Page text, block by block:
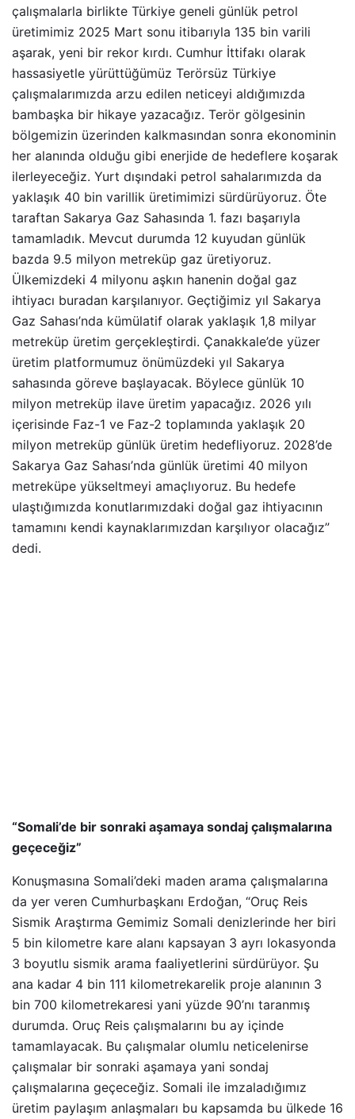
çalışmalarla birlikte Türkiye geneli günlük petrol
üretimimiz 2025 Mart sonu itibarıyla 135 bin varili
aşarak, yeni bir rekor kırdı. Cumhur İttifakı olarak
hassasiyetle yürüttüğümüz Terörsüz Türkiye
çalışmalarımızda arzu edilen neticeyi aldığımızda
bambaşka bir hikaye yazacağız. Terör gölgesinin
bölgemizin üzerinden kalkmasından sonra ekonominin
her alanında olduğu gibi enerjide de hedeflere koşarak
ilerleyeceğiz. Yurt dışındaki petrol sahalarımızda da
yaklaşık 40 bin varillik üretimimizi sürdürüyoruz. Öte
taraftan Sakarya Gaz Sahasında 1. fazı başarıyla
tamamladık. Mevcut durumda 12 kuyudan günlük
bazda 9.5 milyon metreküp gaz üretiyoruz.
Ülkemizdeki 4 milyonu aşkın hanenin doğal gaz
ihtiyacı buradan karşılanıyor. Geçtiğimiz yıl Sakarya
Gaz Sahası’nda kümülatif olarak yaklaşık 1,8 milyar
metreküp üretim gerçekleştirdi. Çanakkale’de yüzer
üretim platformumuz önümüzdeki yıl Sakarya
sahasında göreve başlayacak. Böylece günlük 10
milyon metreküp ilave üretim yapacağız. 2026 yılı
içerisinde Faz-1 ve Faz-2 toplamında yaklaşık 20
milyon metreküp günlük üretim hedefliyoruz. 2028’de
Sakarya Gaz Sahası’nda günlük üretimi 40 milyon
metreküpe yükseltmeyi amaçlıyoruz. Bu hedefe
ulaştığımızda konutlarımızdaki doğal gaz ihtiyacının
tamamını kendi kaynaklarımızdan karşılıyor olacağız”
dedi.
“Somali’de bir sonraki aşamaya sondaj çalışmalarına
geçeceğiz”
Konuşmasına Somali’deki maden arama çalışmalarına
da yer veren Cumhurbaşkanı Erdoğan, “Oruç Reis
Sismik Araştırma Gemimiz Somali denizlerinde her biri
5 bin kilometre kare alanı kapsayan 3 ayrı lokasyonda
3 boyutlu sismik arama faaliyetlerini sürdürüyor. Şu
ana kadar 4 bin 111 kilometrekarelik proje alanının 3
bin 700 kilometrekaresi yani yüzde 90’nı taranmış
durumda. Oruç Reis çalışmalarını bu ay içinde
tamamlayacak. Bu çalışmalar olumlu neticelenirse
çalışmalar bir sonraki aşamaya yani sondaj
çalışmalarına geçeceğiz. Somali ile imzaladığımız
üretim paylaşım anlaşmaları bu kapsamda bu ülkede 16